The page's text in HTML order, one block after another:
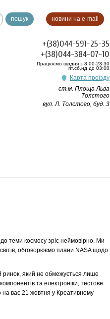
новини на e-mail
пошук
+(38)044-591-25-35
+(38)044-384-07-10
Працюємо щодня з 8:00-23:30
пт,сб,нд до 03:00
Карта проїзду
ст.м. Площа Льва
Толстого
вул. Л. Толстого, буд. 3
теми космосу зріс неймовірно. Ми
обговорюємо плани NASA щодо
ринок, який не обмежується лише
та електроніки, тестове
на вас 21 жовтня у Креативному